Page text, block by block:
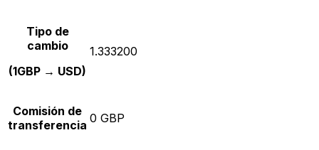
Tipo de
cambio
(1GBP → USD)
1.333200
Comisión de
transferencia 0 GBP